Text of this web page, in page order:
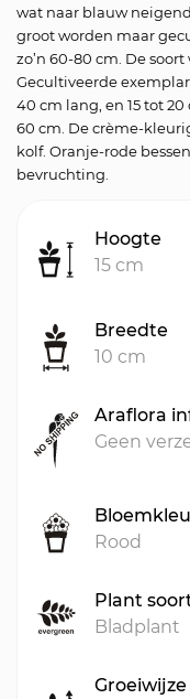
wat naar blauw
groot worden maar
zo’n 60-80 cm. De
Gecultiveerde
40 cm lang, en 15 tot
60 cm. De crème-
kolf. Oranje-rode
bevruchting.
Hoogte
15 cm
Breedte
10 cm
Araflora
Geen
Rood
Plant
Bladplant
Groeiwijze